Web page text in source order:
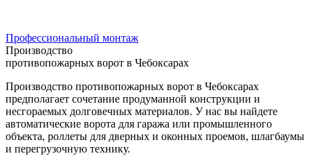
Профессиональный монтаж
Производство
противопожарных ворот в Чебоксарах
Производство противопожарных ворот в Чебоксарах
предполагает сочетание продуманной конструкции и
несгораемых долговечных материалов. У нас вы найдете
автоматические ворота для гаража или промышленного
объекта, роллеты для дверных и оконных проемов, шлагбаумы
и перегрузочную технику.